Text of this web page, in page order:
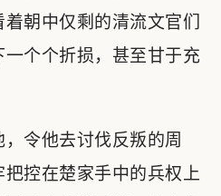
朝中仅剩的清流文官们
个个折损，甚至甘于充
令他去讨伐反叛的周
控在楚家手中的兵权上